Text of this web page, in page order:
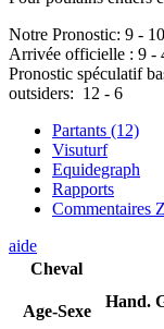
Notre Pronostic: 9 - 10
Arrivée officielle : 9 -
Pronostic spéculatif
outsiders: 12 - 6
Partants (12)
Visuturf
Equidegraph
Rapports
Commentaires
aide
Cheval
Age-Sexe
Hand.